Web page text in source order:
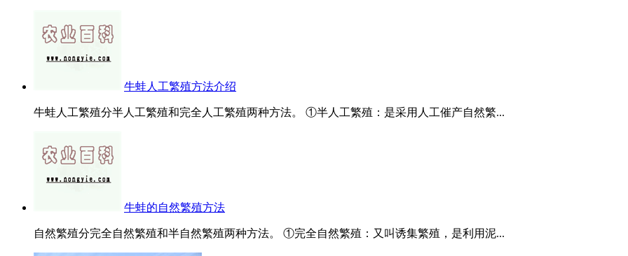
牛蛙人工繁殖方法介绍
牛蛙人工繁殖分半人工繁殖和完全人工繁殖两种方法。 ①半人工繁殖：是采用人工催产自然繁...
牛蛙的自然繁殖方法
自然繁殖分完全自然繁殖和半自然繁殖两种方法。 ①完全自然繁殖：又叫诱集繁殖，是利用泥...